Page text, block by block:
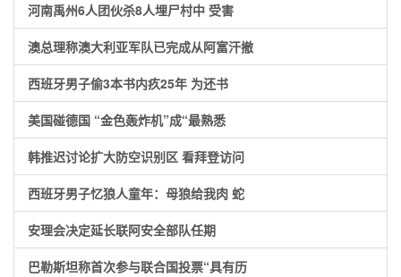
河南禹州6人团伙杀8人埋尸村中 受害
澳总理称澳大利亚军队已完成从阿富汗撤
西班牙男子偷3本书内疚25年 为还书
美国碰德国 “金色轰炸机”成“最熟悉
韩推迟讨论扩大防空识别区 看拜登访问
西班牙男子忆狼人童年：母狼给我肉 蛇
安理会决定延长联阿安全部队任期
巴勒斯坦称首次参与联合国投票“具有历